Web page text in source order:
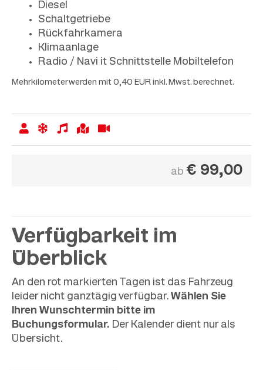
Diesel
Schaltgetriebe
Rückfahrkamera
Klimaanlage
Radio / Navi it Schnittstelle Mobiltelefon
Mehrkilometer werden mit 0,40 EUR inkl. Mwst. berechnet.
ab € 99,00
Verfügbarkeit im
Überblick
An den rot markierten Tagen ist das Fahrzeug
leider nicht ganztägig verfügbar. Wählen Sie
Ihren Wunschtermin bitte im
Buchungsformular. Der Kalender dient nur als
Übersicht.